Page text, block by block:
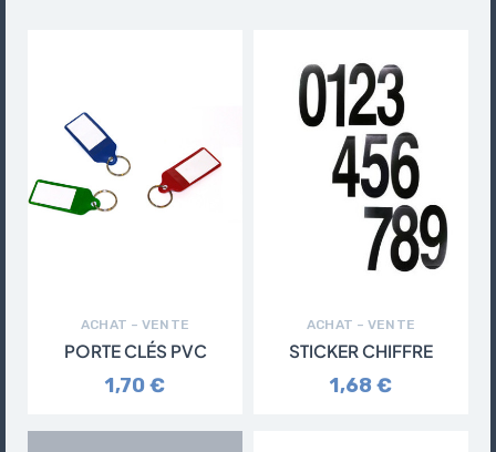
ACHAT – VENTE
PORTE CLÉS PVC
1,70 €
ACHAT – VENTE
STICKER CHIFFRE
1,68 €